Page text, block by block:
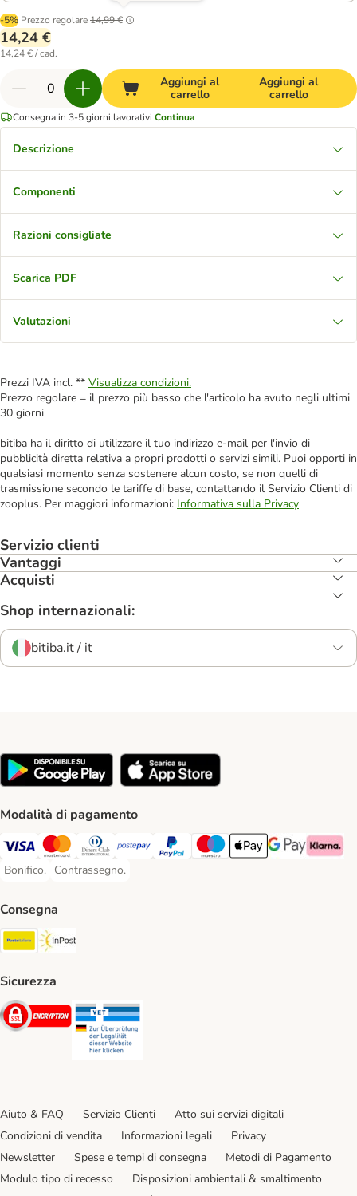
-5% Prezzo regolare14,99 €
14,24 €
14,24 € / cad.
Aggiungi al
carrello
Aggiungi al
carrello
Consegna in 3-5 giorni lavorativi Continua
Descrizione
Componenti
Razioni consigliate
Scarica PDF
Valutazioni
Prezzi IVA incl. ** Visualizza condizioni.
Prezzo regolare = il prezzo più basso che l'articolo ha avuto negli ultimi
30 giorni
bitiba ha il diritto di utilizzare il tuo indirizzo e-mail per l'invio di
pubblicità diretta relativa a propri prodotti o servizi simili. Puoi opporti in
qualsiasi momento senza sostenere alcun costo, se non quelli di
trasmissione secondo le tariffe di base, contattando il Servizio Clienti di
zooplus. Per maggiori informazioni: Informativa sulla Privacy
Servizio clienti
Vantaggi
Acquisti
Shop internazionali:
bitiba.it / it
Modalità di pagamento
Visa. Payment Method
Mastercard. Payment Method
Diners Club. Payment Method
Postepay. Payment Method
PayPal. Payment Method
Maestro. Payment Method
Apple pay. Payment
Google Pay
Klarna
Bonifico.
Bonifico. Payment Method
Contrassegno.
Contrassegno. Payment Method
Consegna
Poste Italiane. Shipping Method
Sicurezza
Security
Aiuto & FAQ Servizio Clienti
Atto sui servizi digitali
Condizioni di vendita
Informazioni legali
Privacy
Newsletter
Spese e tempi di consegna
Metodi di Pagamento
Modulo tipo di recesso
Disposizioni ambientali & smaltimento